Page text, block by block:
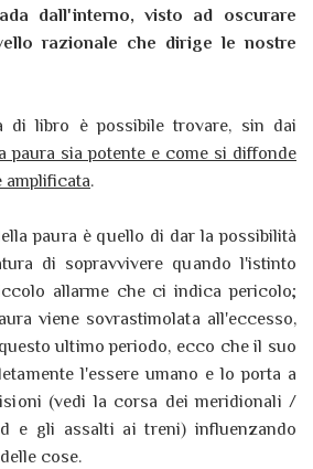
dall'interno, visto ad oscurare
razionale che dirige le nostre
di libro è possibile trovare, sin dai
paura sia potente e come si diffonde
amplificata.
paura è quello di dar la possibilità
di sopravvivere quando l'istinto
allarme che ci indica pericolo;
viene sovrastimolata all'eccesso,
ultimo periodo, ecco che il suo
l'essere umano e lo porta a
(vedi la corsa dei meridionali /
e gli assalti ai treni) influenzando
cose.